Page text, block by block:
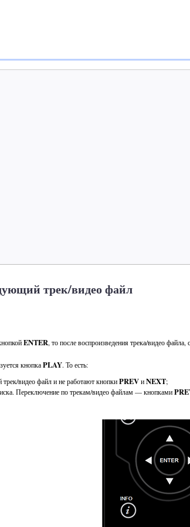
трек/видео файл
ENTER, то после воспроизведения трека/видео
кнопкаPLAY. То есть:
видео файл и не работают кнопкиPREVиNEXT;
Переключение по трекам/видео файлам — кнопками